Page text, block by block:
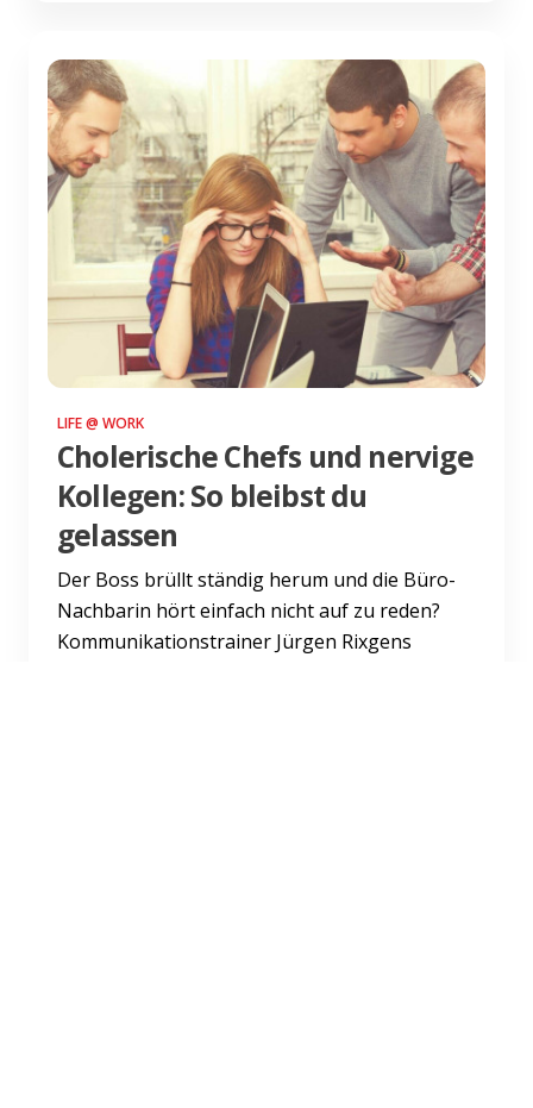
LIFE @ WORK
Cholerische Chefs und nervige
Kollegen: So bleibst du
gelassen
Der Boss brüllt ständig herum und die Büro-
Nachbarin hört einfach nicht auf zu reden?
Kommunikationstrainer Jürgen Rixgens